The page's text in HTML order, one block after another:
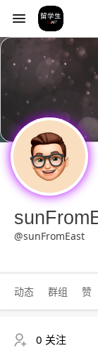
@sunFromEast
动态 群组 赞
0 关注